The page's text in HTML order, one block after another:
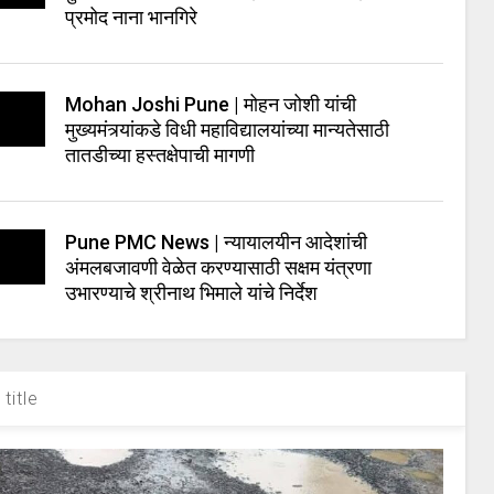
प्रमोद नाना भानगिरे
Mohan Joshi Pune | मोहन जोशी यांची
मुख्यमंत्र्यांकडे विधी महाविद्यालयांच्या मान्यतेसाठी
तातडीच्या हस्तक्षेपाची मागणी
Pune PMC News | न्यायालयीन आदेशांची
अंमलबजावणी वेळेत करण्यासाठी सक्षम यंत्रणा
उभारण्याचे श्रीनाथ भिमाले यांचे निर्देश